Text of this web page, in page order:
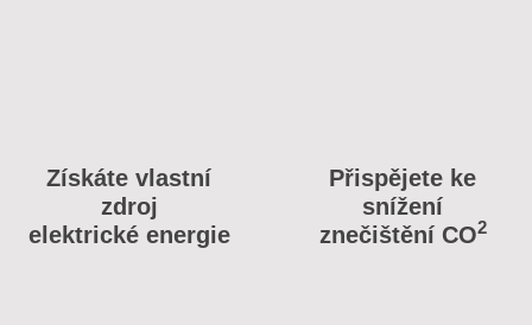
Získáte vlastní
zdroj
elektrické energie
Přispějete ke
snížení
znečištění CO2